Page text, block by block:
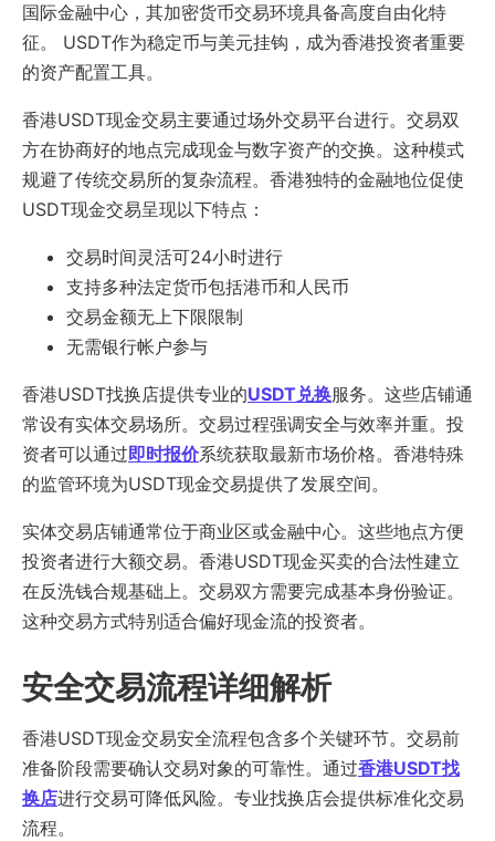
国际金融中心，其加密货币交易环境具备高度自由化特
征。 USDT作为稳定币与美元挂钩，成为香港投资者重要
的资产配置工具。
香港USDT现金交易主要通过场外交易平台进行。交易双
方在协商好的地点完成现金与数字资产的交换。这种模式
规避了传统交易所的复杂流程。香港独特的金融地位促使
USDT现金交易呈现以下特点：
交易时间灵活可24小时进行
支持多种法定货币包括港币和人民币
交易金额无上下限限制
无需银行帐户参与
香港USDT找换店提供专业的USDT兑换服务。这些店铺通
常设有实体交易场所。交易过程强调安全与效率并重。投
资者可以通过即时报价系统获取最新市场价格。香港特殊
的监管环境为USDT现金交易提供了发展空间。
实体交易店铺通常位于商业区或金融中心。这些地点方便
投资者进行大额交易。香港USDT现金买卖的合法性建立
在反洗钱合规基础上。交易双方需要完成基本身份验证。
这种交易方式特别适合偏好现金流的投资者。
安全交易流程详细解析
香港USDT现金交易安全流程包含多个关键环节。交易前
准备阶段需要确认交易对象的可靠性。通过香港USDT找
换店进行交易可降低风险。专业找换店会提供标准化交易
流程。